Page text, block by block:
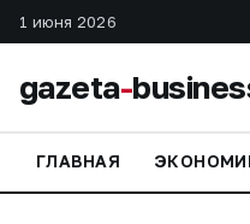
1 июня 2026
gazeta-
ГЛАВНАЯ